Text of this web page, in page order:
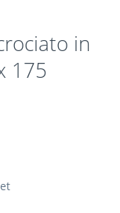
in
175